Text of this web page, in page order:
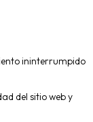
ininterrumpido
del sitio web y